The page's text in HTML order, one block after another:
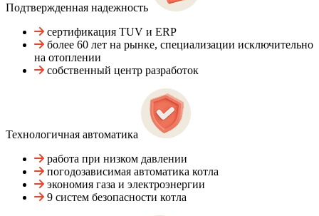
Подтвержденная надежность
сертификация TUV и ERP
более 60 лет на рынке, специализации исключительно
на отоплении
собственный центр разработок
Технологичная автоматика
работа при низком давлении
погодозависимая автоматика котла
экономия газа и электроэнергии
9 систем безопасности котла